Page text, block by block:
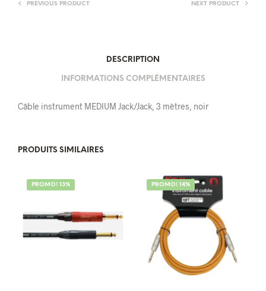
PREVIOUS PRODUCT NEXT PRODUCT
DESCRIPTION
INFORMATIONS COMPLÉMENTAIRES
Câble instrument MEDIUM Jack/Jack, 3 mètres, noir
PRODUITS SIMILAIRES
PROMO! 13% PROMO! 14%